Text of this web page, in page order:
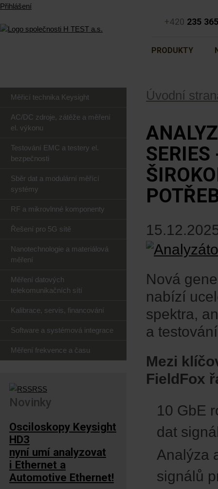
+420 235
PRODUKTY
Přihlášení
Úvodní
Nová
nabízí
spektra,
a
Mezi
FieldFox
10 GbE
dat
Analýza
signálů
Měřicí technika Keysight
AC/DC zdroje, zátěže a měření
el. výkonu
Testování EMC a testery el.
bezpečnosti
Sběr dat a modulární měřící
systémy
RF a mikrovlnné komponenty
Řešení pro 5G sítě
Nanotechnologie a materiálová
měření
Měření datových
telekomunikačních sítí
Kalibrace, servis, financování
Software a systémová integrace
Měření frekvence a času
RSS
Novinky
Osciloskopy Keysight
HD3
nyní umí analyzovat
i Ethernet a
Automotive Ethernet!